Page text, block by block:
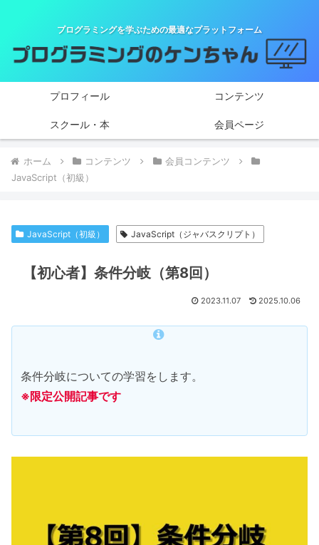
プログラミングを学ぶための最適なプラットフォーム
プロフィール コンテンツ
スクール・本 会員ページ
ホーム コンテンツ
会員コンテンツ
JavaScript（初級）
JavaScript（初級） JavaScript（ジャバスクリプト）
【初心者】条件分岐（第8回）
2023.11.07 2025.10.06
条件分岐についての学習をします。
※限定公開記事です